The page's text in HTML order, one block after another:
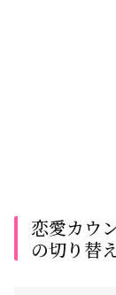
恋愛カウ
の切り替